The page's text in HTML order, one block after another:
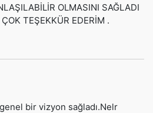
OLMASINI SAĞLADI
TEŞEKKÜR EDERİM .
bir vizyon sağladı.Nelr